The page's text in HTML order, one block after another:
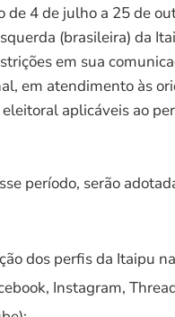
de 4 de julho a 25 de
(brasileira) da
em sua
em atendimento às
aplicáveis ao
período, serão
dos perfis da Itaipu
Instagram,